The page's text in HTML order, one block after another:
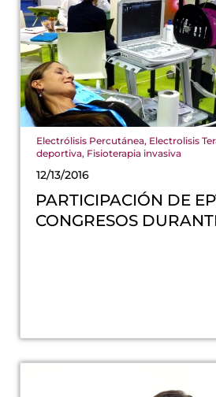
Electrólisis Percutánea, Electrolisis
deportiva, Fisioterapia invasiva
12/13/2016
PARTICIPACIÓN DE
CONGRESOS